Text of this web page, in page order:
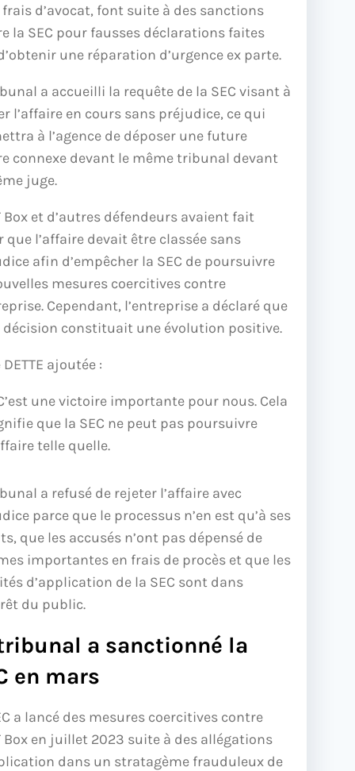
frais d’avocat, font suite à des sanctions
la SEC pour fausses déclarations faites
une réparation d’urgence ex parte.
a accueilli la requête de la SEC visant à
l’affaire en cours sans préjudice, ce qui
à l’agence de déposer une future
connexe devant le même tribunal devant
juge.
Box et d’autres défendeurs avaient fait
que l’affaire devait être classée sans
afin d’empêcher la SEC de poursuivre
mesures coercitives contre
Cependant, l’entreprise a déclaré que
décision constituait une évolution positive.
ajoutée :
une victoire importante pour nous. Cela
que la SEC ne peut pas poursuivre
telle quelle.
a refusé de rejeter l’affaire avec
parce que le processus n’en est qu’à ses
que les accusés n’ont pas dépensé de
importantes en frais de procès et que les
d’application de la SEC sont dans
du public.
a sanctionné la
en mars
a lancé des mesures coercitives contre
Box en juillet 2023 suite à des allégations
dans un stratagème frauduleux de